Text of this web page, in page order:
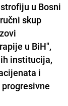
u Bosni
skup
u BiH",
institucija,
i